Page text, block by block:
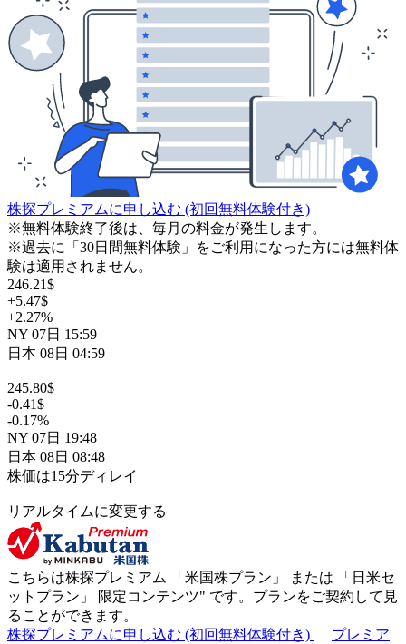
株探プレミアムに申し込む (初回無料体験付き)
※無料体験終了後は、毎月の料金が発生します。
※過去に「30日間無料体験」をご利用になった方には無料体
験は適用されません。
246.21$
+5.47$
+2.27%
NY 07日 15:59
日本 08日 04:59
245.80$
-0.41$
-0.17%
NY 07日 19:48
日本 08日 08:48
株価は15分ディレイ
リアルタイムに変更する
こちらは株探プレミアム 「 米国株プラン 」 または 「 日米セ
ットプラン 」 限定コンテンツ" です。プランをご契約して見
ることができます。
株探プレミアムに申し込む (初回無料体験付き)
プレミア